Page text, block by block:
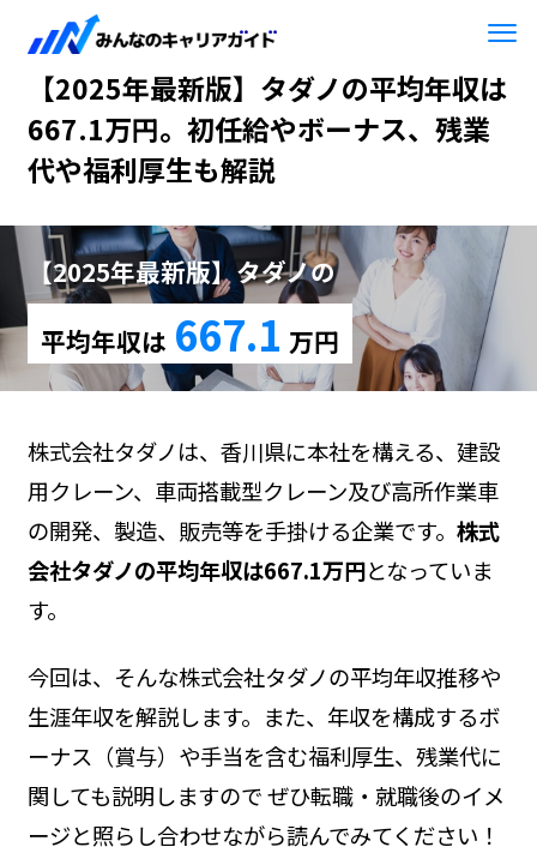
HOME 【2025年最新版】タダノ
【2025年最新版】タダノの平均年収は
667.1万円。初任給やボーナス、残業
代や福利厚生も解説
【2025年最新版】タダノの
平均年収は 667.1 万円
株式会社タダノは、香川県に本社を構える、建設
用クレーン、車両搭載型クレーン及び高所作業車
の開発、製造、販売等を手掛ける企業です。 株式
会社タダノの平均年収は667.1万円となっていま
す。
今回は、そんな株式会社タダノの平均年収推移や
生涯年収を解説します。また、年収を構成するボ
ーナス（賞与）や手当を含む福利厚生、残業代に
関しても説明しますので ぜひ転職・就職後のイメ
ージと照らし合わせながら読んでみてください！